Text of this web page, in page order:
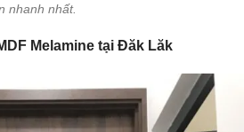
nhanh nhất.
Melamine tại Đăk Lăk